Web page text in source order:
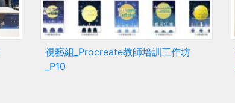
視藝組_Procreate教師培訓工作坊
_P10